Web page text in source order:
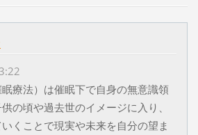
療法）は催眠下で自身の無意識領
の頃や過去世のイメージに入り、
くことで現実や未来を自分の望ま